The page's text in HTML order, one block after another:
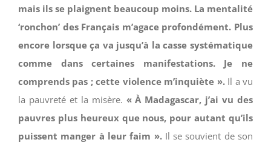
mais ils se plaignent beaucoup moins. La mentalité
‘ronchon’ des Français m’agace profondément. Plus
encore lorsque ça va jusqu’à la casse systématique
comme dans certaines manifestations. Je ne
comprends pas ; cette violence m’inquiète ».Il a vu
la pauvreté et la misère. « À Madagascar, j’ai vu des
pauvres plus heureux que nous, pour autant qu’ils
puissent manger à leur faim ».Il se souvient de son